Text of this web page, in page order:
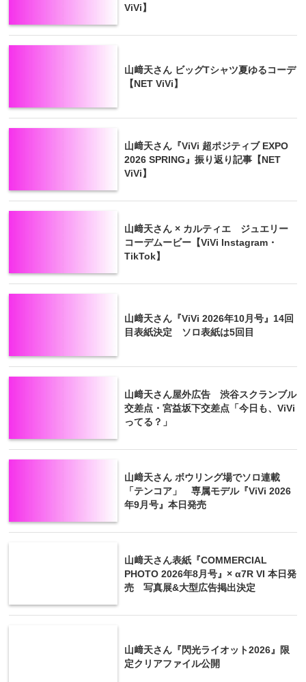
ViVi】
山﨑天さん ビッグTシャツ夏ゆるコーデ
【NET ViVi】
山﨑天さん『ViVi 超ポジティブ EXPO
2026 SPRING』振り返り記事【NET
ViVi】
山﨑天さん × カルティエ ジュエリー
コーデムービー【ViVi Instagram・
TikTok】
山﨑天さん『ViVi 2026年10月号』14回
目表紙決定 ソロ表紙は5回目
山﨑天さん屋外広告 渋谷スクランブル
交差点・宮益坂下交差点「今日も、ViVi
ってる？」
山﨑天さん ボウリング場でソロ連載
「テンコア」 専属モデル『ViVi 2026
年9月号』本日発売
山﨑天さん表紙『COMMERCIAL
PHOTO 2026年8月号』× α7R VI 本日発
売 写真展&大型広告掲出決定
山﨑天さん『閃光ライオット2026』限
定クリアファイル公開